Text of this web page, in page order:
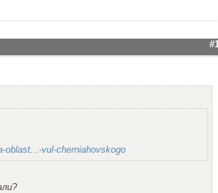
oblast...-vul-cherniahovskogo